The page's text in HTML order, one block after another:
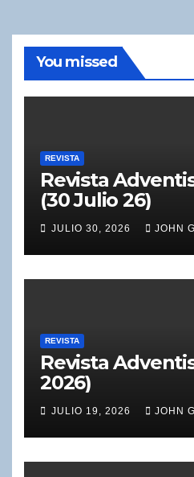
You missed
REVISTA
Revista
(30 Julio 26)
JULIO 30, 2026 JOHN
REVISTA
Revista
2026)
JULIO 19, 2026 JOHN